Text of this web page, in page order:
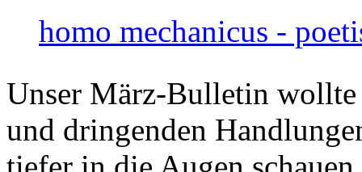
homo mechanicus -
Unser März-Bulletin
und dringenden